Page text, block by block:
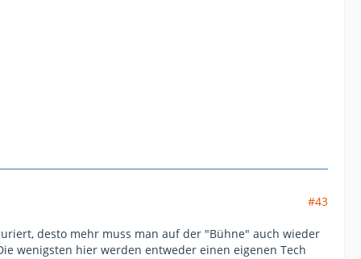
#43
desto mehr muss man auf der "Bühne" auch wieder
wenigsten hier werden entweder einen eigenen Tech